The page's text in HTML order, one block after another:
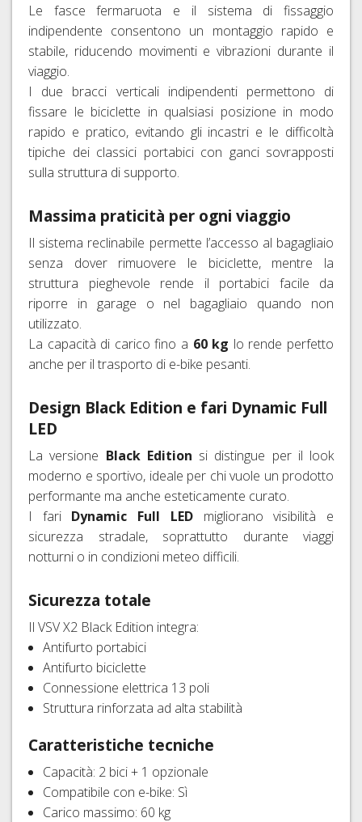
Le fasce fermaruota e il sistema di fissaggio
indipendente consentono un montaggio rapido e
stabile, riducendo movimenti e vibrazioni durante il
viaggio.
I due bracci verticali indipendenti permettono di
fissare le biciclette in qualsiasi posizione in modo
rapido e pratico, evitando gli incastri e le difficoltà
tipiche dei classici portabici con ganci sovrapposti
sulla struttura di supporto.
Massima praticità per ogni viaggio
Il sistema reclinabile permette l’accesso al bagagliaio
senza dover rimuovere le biciclette, mentre la
struttura pieghevole rende il portabici facile da
riporre in garage o nel bagagliaio quando non
utilizzato.
La capacità di carico fino a 60 kg lo rende perfetto
anche per il trasporto di e-bike pesanti.
Design Black Edition e fari Dynamic Full
LED
La versione Black Edition si distingue per il look
moderno e sportivo, ideale per chi vuole un prodotto
performante ma anche esteticamente curato.
I fari Dynamic Full LEDmigliorano visibilità e
sicurezza stradale, soprattutto durante viaggi
notturni o in condizioni meteo difficili.
Sicurezza totale
Il VSV X2 Black Edition integra:
Antifurto portabici
Antifurto biciclette
Connessione elettrica 13 poli
Struttura rinforzata ad alta stabilità
Caratteristiche tecniche
Capacità: 2 bici + 1 opzionale
Compatibile con e-bike: Sì
Carico massimo: 60 kg